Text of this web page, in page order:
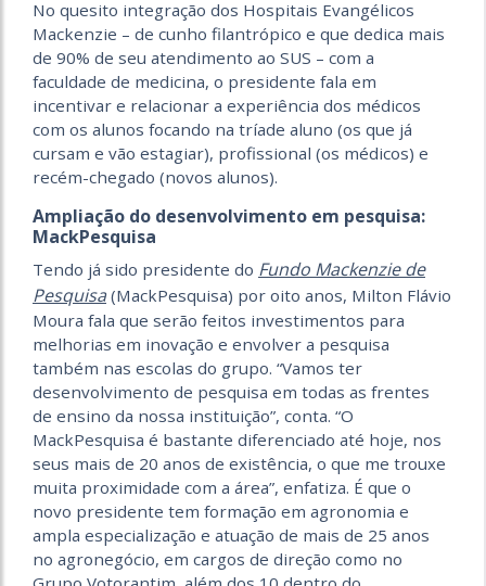
No quesito integração dos Hospitais Evangélicos
Mackenzie – de cunho filantrópico e que dedica mais
de 90% de seu atendimento ao SUS – com a
faculdade de medicina, o presidente fala em
incentivar e relacionar a experiência dos médicos
com os alunos focando na tríade aluno (os que já
cursam e vão estagiar), profissional (os médicos) e
recém-chegado (novos alunos).
Ampliação do desenvolvimento em pesquisa:
MackPesquisa
Tendo já sido presidente do Fundo Mackenzie de
Pesquisa (MackPesquisa) por oito anos, Milton Flávio
Moura fala que serão feitos investimentos para
melhorias em inovação e envolver a pesquisa
também nas escolas do grupo. “Vamos ter
desenvolvimento de pesquisa em todas as frentes
de ensino da nossa instituição”, conta. “O
MackPesquisa é bastante diferenciado até hoje, nos
seus mais de 20 anos de existência, o que me trouxe
muita proximidade com a área”, enfatiza. É que o
novo presidente tem formação em agronomia e
ampla especialização e atuação de mais de 25 anos
no agronegócio, em cargos de direção como no